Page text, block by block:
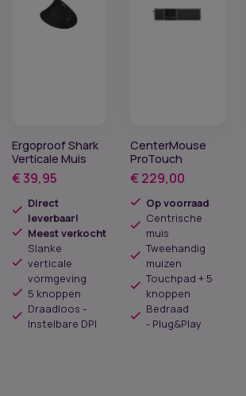
Ergoproof Shark
Verticale Muis
€39,95
Direct
leverbaar!
Meest verkocht
Slanke
verticale
vormgeving
5 knoppen
Draadloos -
Instelbare DPI
CenterMouse
ProTouch
€ 229,00
Op voorraad
Centrische
muis
Tweehandig
muizen
Touchpad + 5
knoppen
Bedraad
- Plug&Play